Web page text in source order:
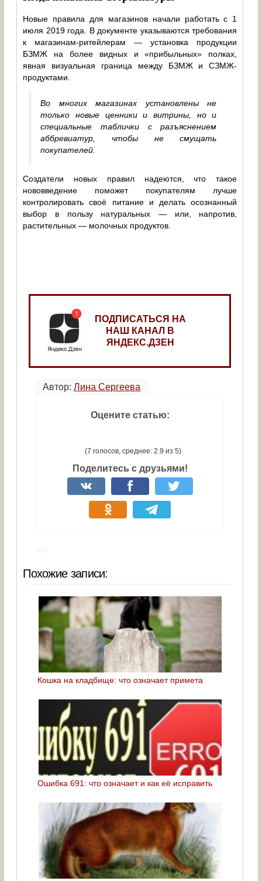
Новые правила для магазинов начали работать с 1
июля 2019 года. В документе указываются требования
к магазинам-ритейлерам — установка продукции
БЗМЖ на более видных и «прибыльных» полках,
явная визуальная граница между БЗМЖ и СЗМЖ-
продуктами.
Во многих магазинах установлены не
только новые ценники и витрины, но и
специальные таблички с разъяснением
аббревиатур, чтобы не смущать
покупателей.
Создатели новых правил надеются, что такое
нововведение поможет покупателям лучше
контролировать своё питание и делать осознанный
выбор в пользу натуральных — или, напротив,
растительных — молочных продуктов.
ПОДПИСАТЬСЯ НА
НАШ КАНАЛ В
ЯНДЕКС.ДЗЕН
Автор:Лина Сергеева
Оцените статью:
(7 голосов, среднее: 2.9 из 5)
Поделитесь с друзьями!
Похожие записи:
Кошка на кладбище: что означает примета
Ошибка 691: что означает и как её исправить